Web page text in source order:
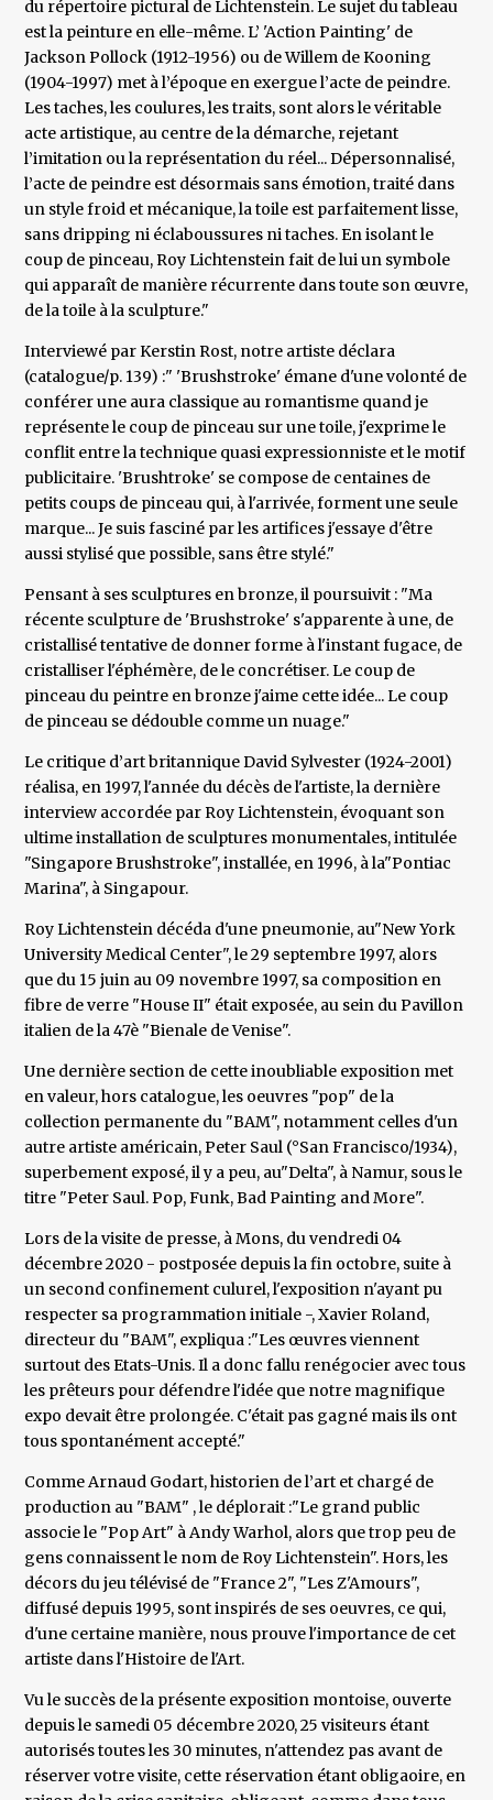
du répertoire pictural de Lichtenstein. Le sujet du tableau
est la peinture en elle-même. L’ 'Action Painting' de
Jackson Pollock (1912-1956) ou de Willem de Kooning
(1904-1997) met à l’époque en exergue l’acte de peindre.
Les taches, les coulures, les traits, sont alors le véritable
acte artistique, au centre de la démarche, rejetant
l’imitation ou la représentation du réel... Dépersonnalisé,
l’acte de peindre est désormais sans émotion, traité dans
un style froid et mécanique, la toile est parfaitement lisse,
sans dripping ni éclaboussures ni taches. En isolant le
coup de pinceau, Roy Lichtenstein fait de lui un symbole
qui apparaît de manière récurrente dans toute son œuvre,
de la toile à la sculpture."
Interviewé par Kerstin Rost, notre artiste déclara
(catalogue/p. 139) :" 'Brushstroke' émane d'une volonté de
conférer une aura classique au romantisme quand je
représente le coup de pinceau sur une toile, j'exprime le
conflit entre la technique quasi expressionniste et le motif
publicitaire. 'Brushtroke' se compose de centaines de
petits coups de pinceau qui, à l'arrivée, forment une seule
marque... Je suis fasciné par les artifices j'essaye d'être
aussi stylisé que possible, sans être stylé."
Pensant à ses sculptures en bronze, il poursuivit : "Ma
récente sculpture de 'Brushstroke' s'apparente à une, de
cristallisé tentative de donner forme à l'instant fugace, de
cristalliser l'éphémère, de le concrétiser. Le coup de
pinceau du peintre en bronze j'aime cette idée... Le coup
de pinceau se dédouble comme un nuage."
Le critique d’art britannique David Sylvester (1924-2001)
réalisa, en 1997, l'année du décès de l'artiste, la dernière
interview accordée par Roy Lichtenstein, évoquant son
ultime installation de sculptures monumentales, intitulée
"Singapore Brushstroke", installée, en 1996, à la"Pontiac
Marina", à Singapour.
Roy Lichtenstein décéda d'une pneumonie, au"New York
University Medical Center", le 29 septembre 1997, alors
que du 15 juin au 09 novembre 1997, sa composition en
fibre de verre "House II" était exposée, au sein du Pavillon
italien de la 47è "Bienale de Venise".
Une dernière section de cette inoubliable exposition met
en valeur, hors catalogue, les oeuvres "pop" de la
collection permanente du "BAM", notamment celles d'un
autre artiste américain, Peter Saul (°San Francisco/1934),
superbement exposé, il y a peu, au"Delta", à Namur, sous le
titre "Peter Saul. Pop, Funk, Bad Painting and More".
Lors de la visite de presse, à Mons, du vendredi 04
décembre 2020 - postposée depuis la fin octobre, suite à
un second confinement culurel, l'exposition n'ayant pu
respecter sa programmation initiale -, Xavier Roland,
directeur du "BAM", expliqua :"Les œuvres viennent
surtout des Etats-Unis. Il a donc fallu renégocier avec tous
les prêteurs pour défendre l'idée que notre magnifique
expo devait être prolongée. C'était pas gagné mais ils ont
tous spontanément accepté."
Comme Arnaud Godart, historien de l’art et chargé de
production au "BAM" , le déplorait :"Le grand public
associe le "Pop Art" à Andy Warhol, alors que trop peu de
gens connaissent le nom de Roy Lichtenstein". Hors, les
décors du jeu télévisé de "France 2", "Les Z'Amours",
diffusé depuis 1995, sont inspirés de ses oeuvres, ce qui,
d'une certaine manière, nous prouve l'importance de cet
artiste dans l'Histoire de l'Art.
Vu le succès de la présente exposition montoise, ouverte
depuis le samedi 05 décembre 2020, 25 visiteurs étant
autorisés toutes les 30 minutes, n'attendez pas avant de
réserver votre visite, cette réservation étant obligaoire, en